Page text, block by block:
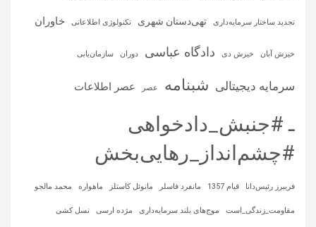
تجدید ساختار سرمایه‌داری تهی‌دستان شهری تکنولوژی اطلاعاتی خاوران
خیزش آبان خیزش دی دادگاه عباسی دوران سازمان‌یابی
سرمایه‌ دیجیتالی شبنامه عصر عصر اطلاعات
ـ #جنبش_دادخواهی
#چشم‌انداز_رهایی‌بخش
فریبرز رئیس‌دانا قیام 1357 مانفرد فاسلر مانوئل کاستلز ماهواره‌ محمد مالجو
مقاومت_زندگی_است موج‌های بلند سرمایه‌داری مژده ارسی نسل کشی